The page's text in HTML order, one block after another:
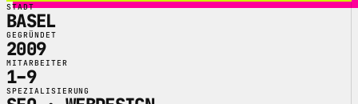
STADT
BASEL
GEGRÜNDET
2009
MITARBEITER
1–9
SPEZIALISIERUNG